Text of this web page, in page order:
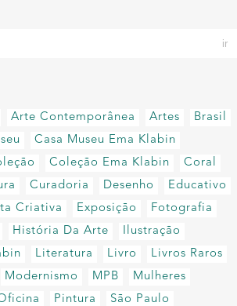
Arte Contemporânea Artes
Brasil
Casa Museu Ema Klabin
Coleção Ema Klabin
Coral
Curadoria Desenho
Educativo
Criativa Exposição
Fotografia
História Da Arte
Ilustração
Literatura Livro
Livros Raros
Modernismo MPB
Mulheres
Pintura
São Paulo